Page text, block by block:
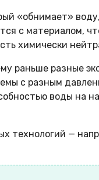
«обнимает»
с материалом,
химически
раньше разные
с разным
воды на
технологий —